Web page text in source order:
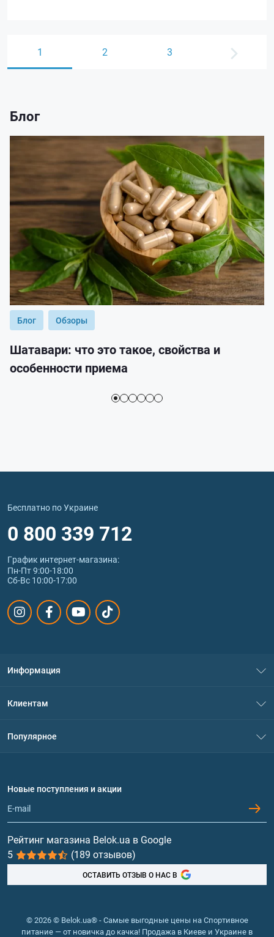
1 2 3
Блог
Блог Обзоры
Шатавари: что это такое, свойства и
особенности приема
Бесплатно по Украине
0 800 339 712
График интернет‑магазина:
Пн-Пт 9:00-18:00
Сб-Вс 10:00-17:00
Информация
Политика конфиденциальности
Обмен и возврат
Клиентам
Популярное
Протеин
Гейнеры
Витамины и минералы
Рыбий жир, жирные кислоты
Новые поступления и акции
Рейтинг магазина Belok.ua в Google
5
(189 отзывов)
ОСТАВИТЬ ОТЗЫВ О НАС В
© 2026 © Belok.ua® - Самые выгодные цены на Спортивное
питание — от новичка до качка! Продажа в Киеве и Украине в